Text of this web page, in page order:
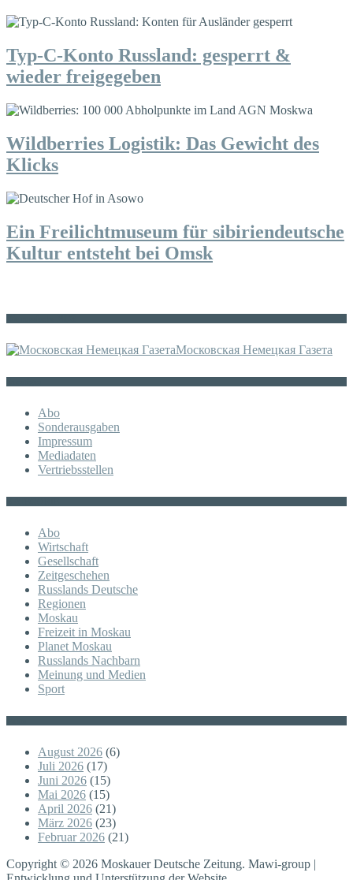
Typ-C-Konto Russland: gesperrt &
wieder freigegeben
Wildberries Logistik: Das Gewicht des
Klicks
Ein Freilichtmuseum für sibiriendeutsche
Kultur entsteht bei Omsk
Московская Немецкая Газета
Abo
Sonderausgaben
Impressum
Mediadaten
Vertriebsstellen
Abo
Wirtschaft
Gesellschaft
Zeitgeschehen
Russlands Deutsche
Regionen
Moskau
Freizeit in Moskau
Planet Moskau
Russlands Nachbarn
Meinung und Medien
Sport
August 2026 (6)
Juli 2026 (17)
Juni 2026 (15)
Mai 2026 (15)
April 2026 (21)
März 2026 (23)
Februar 2026 (21)
Copyright © 2026 Moskauer Deutsche Zeitung. Mawi-group |